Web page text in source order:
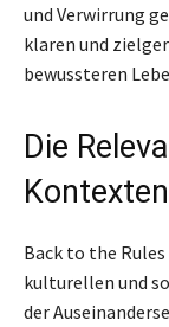
und Verwirrung
klaren und
bewussteren
Die
Kontexten
Back to the
kulturellen und
der